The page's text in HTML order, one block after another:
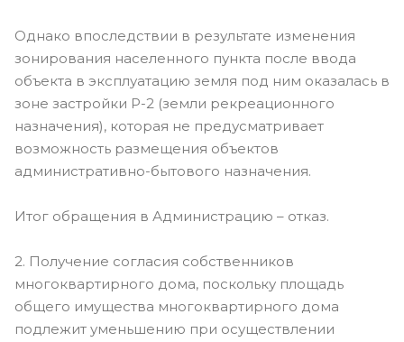
Однако впоследствии в результате изменения
зонирования населенного пункта после ввода
объекта в эксплуатацию земля под ним оказалась в
зоне застройки Р-2 (земли рекреационного
назначения), которая не предусматривает
возможность размещения объектов
административно-бытового назначения.
Итог обращения в Администрацию – отказ.
2. Получение согласия собственников
многоквартирного дома, поскольку площадь
общего имущества многоквартирного дома
подлежит уменьшению при осуществлении